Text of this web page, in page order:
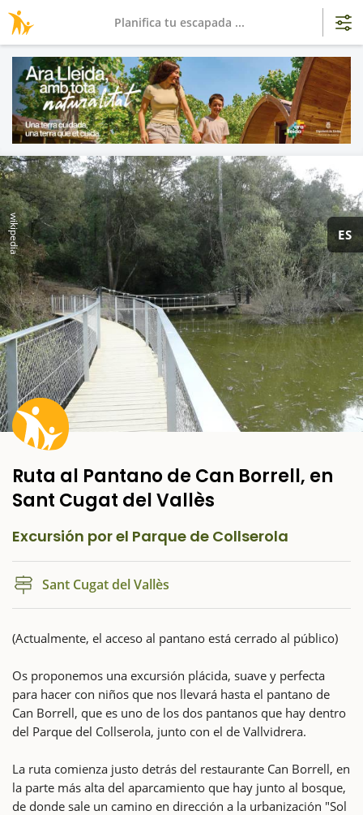
ES
Ruta al Pantano de Can Borrell, en
Sant Cugat del Vallès
wikipedia
Excursión por el Parque de Collserola
Sant Cugat del Vallès
(Actualmente, el acceso al pantano está cerrado al público)
Os proponemos una excursión plácida, suave y perfecta
para hacer con niños que nos llevará hasta el pantano de
Can Borrell, que es uno de los dos pantanos que hay dentro
del Parque del Collserola, junto con el de Vallvidrera.
La ruta comienza justo detrás del restaurante Can Borrell, en
la parte más alta del aparcamiento que hay junto al bosque,
de donde sale un camino en dirección a la urbanización "Sol
Planifica tu escapada ...